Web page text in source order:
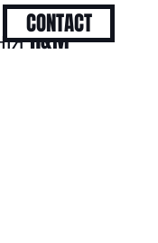
H&M
CONTACT